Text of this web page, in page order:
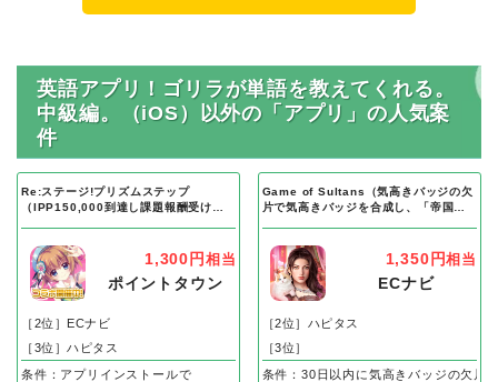
英語アプリ！ゴリラが単語を教えてくれる。
中級編。（iOS）以外の「アプリ」の人気案
件
Re:ステージ!プリズムステップ
（IPP150,000到達し課題報酬受け取
1,300円 相当
ポイントタウン
［2位］ECナビ
［3位］ハピタス
条件：アプリインストールで
Game of Sultans（気高きバッジの欠
片で気高きバッジを合成し、「帝国五
1,350円相当
ECナビ
［2位］ハピタス
［3位］
条件：30日以内に気高きバッジの欠片